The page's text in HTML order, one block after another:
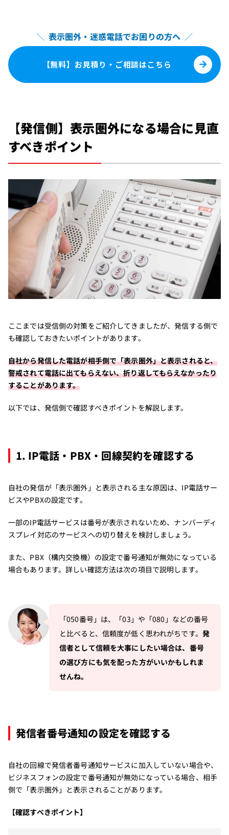
＼ 表示圏外・迷惑電話でお困りの方へ ／
【無料】お見積り・ご相談はこちら
【発信側】表示圏外になる場合に見直
すべきポイント
ここまでは受信側の対策をご紹介してきましたが、発信する側で
も確認しておきたいポイントがあります。
自社から発信した電話が相手側で「表示圏外」と表示されると、
警戒されて電話に出てもらえない、折り返してもらえなかったり
することがあります。
以下では、発信側で確認すべきポイントを解説します。
1. IP電話・PBX・回線契約を確認する
自社の発信が「表示圏外」と表示される主な原因は、IP電話サー
ビスやPBXの設定です。
一部のIP電話サービスは番号が表示されないため、ナンバーディ
スプレイ対応のサービスへの切り替えを検討しましょう。
また、PBX（構内交換機）の設定で番号通知が無効になっている
場合もあります。詳しい確認方法は次の項目で説明します。
「050番号」は、「03」や「080」などの番号
と比べると、信頼度が低く思われがちです。 発
信者として信頼を大事にしたい場合は、番号
の選び方にも気を配った方がいいかもしれま
せんね。
発信者番号通知の設定を確認する
自社の回線で発信者番号通知サービスに加入していない場合や、
ビジネスフォンの設定で番号通知が無効になっている場合、相手
側で「表示圏外」と表示されることがあります。
【確認すべきポイント】